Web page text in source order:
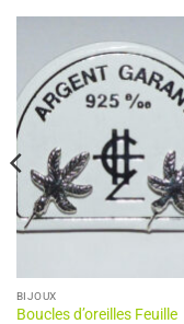
BIJOUX
Boucles d’oreilles Feuille